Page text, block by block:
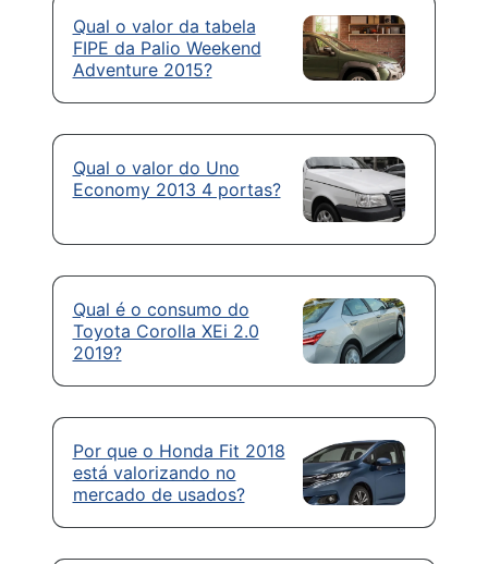
Qual o valor da tabela
FIPE da Palio Weekend
Adventure 2015?
Qual o valor do Uno
Economy 2013 4 portas?
Qual é o consumo do
Toyota Corolla XEi 2.0
2019?
Por que o Honda Fit 2018
está valorizando no
mercado de usados?